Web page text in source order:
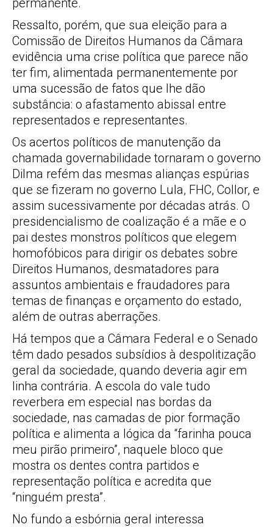
permanente.
Ressalto, porém, que sua eleição para a
Comissão de Direitos Humanos da Câmara
evidência uma crise política que parece não
ter fim, alimentada permanentemente por
uma sucessão de fatos que lhe dão
substância: o afastamento abissal entre
representados e representantes.
Os acertos políticos de manutenção da
chamada governabilidade tornaram o governo
Dilma refém das mesmas alianças espúrias
que se fizeram no governo Lula, FHC, Collor, e
assim sucessivamente por décadas atrás. O
presidencialismo de coalização é a mãe e o
pai destes monstros políticos que elegem
homofóbicos para dirigir os debates sobre
Direitos Humanos, desmatadores para
assuntos ambientais e fraudadores para
temas de finanças e orçamento do estado,
além de outras aberrações.
Há tempos que a Câmara Federal e o Senado
têm dado pesados subsídios à despolitização
geral da sociedade, quando deveria agir em
linha contrária. A escola do vale tudo
reverbera em especial nas bordas da
sociedade, nas camadas de pior formação
política e alimenta a lógica da “farinha pouca
meu pirão primeiro”, naquele bloco que
mostra os dentes contra partidos e
representação política e acredita que
“ninguém presta”.
No fundo a esbórnia geral interessa